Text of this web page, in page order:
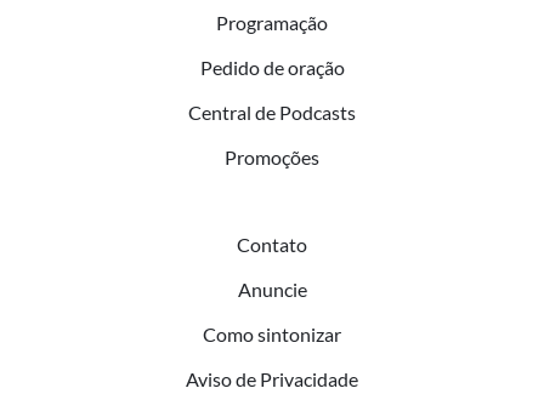
Programação
Pedido de oração
Central de Podcasts
Promoções
Contato
Anuncie
Como sintonizar
Aviso de Privacidade